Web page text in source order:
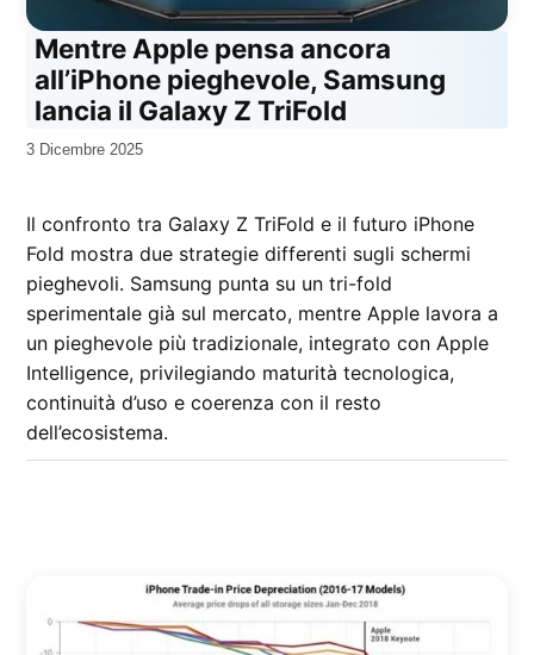
Mentre Apple pensa ancora
all’iPhone pieghevole, Samsung
lancia il Galaxy Z TriFold
da
3 Dicembre 2025
Il confronto tra Galaxy Z TriFold e il futuro iPhone
Fold mostra due strategie differenti sugli schermi
pieghevoli. Samsung punta su un tri-fold
sperimentale già sul mercato, mentre Apple lavora a
un pieghevole più tradizionale, integrato con Apple
Intelligence, privilegiando maturità tecnologica,
continuità d’uso e coerenza con il resto
dell’ecosistema.